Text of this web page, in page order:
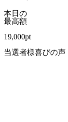
本日の
最高額
19,000pt
当選者様喜びの声